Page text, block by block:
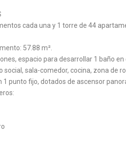
cada una y 1 torre de 44
57.88 m².
espacio para desarrollar 1 baño
social, sala-comedor, cocina, zona de
punto fijo, dotados de ascensor